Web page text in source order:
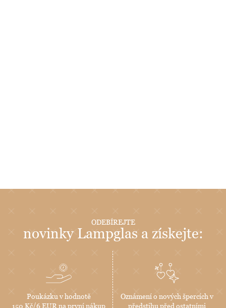
ODEBÍREJTE
novinky Lampglas a získejte:
Poukázku v hodnotě
150 Kč/6 EUR na první nákup
Oznámení o nových špercích v
předstihu před ostatními